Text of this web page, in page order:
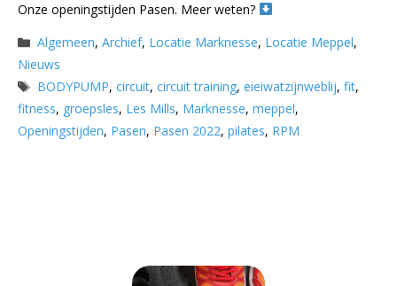
Onze openingstijden Pasen. Meer weten?
Categorieën
Algemeen,Archief, Locatie Marknesse, Locatie Meppel,
Nieuws
Tags
BODYPUMP,circuit,circuit training,eieiwatzijnweblij,fit,
fitness, groepsles, Les Mills, Marknesse, meppel,
Openingstijden, Pasen, Pasen 2022, pilates, RPM